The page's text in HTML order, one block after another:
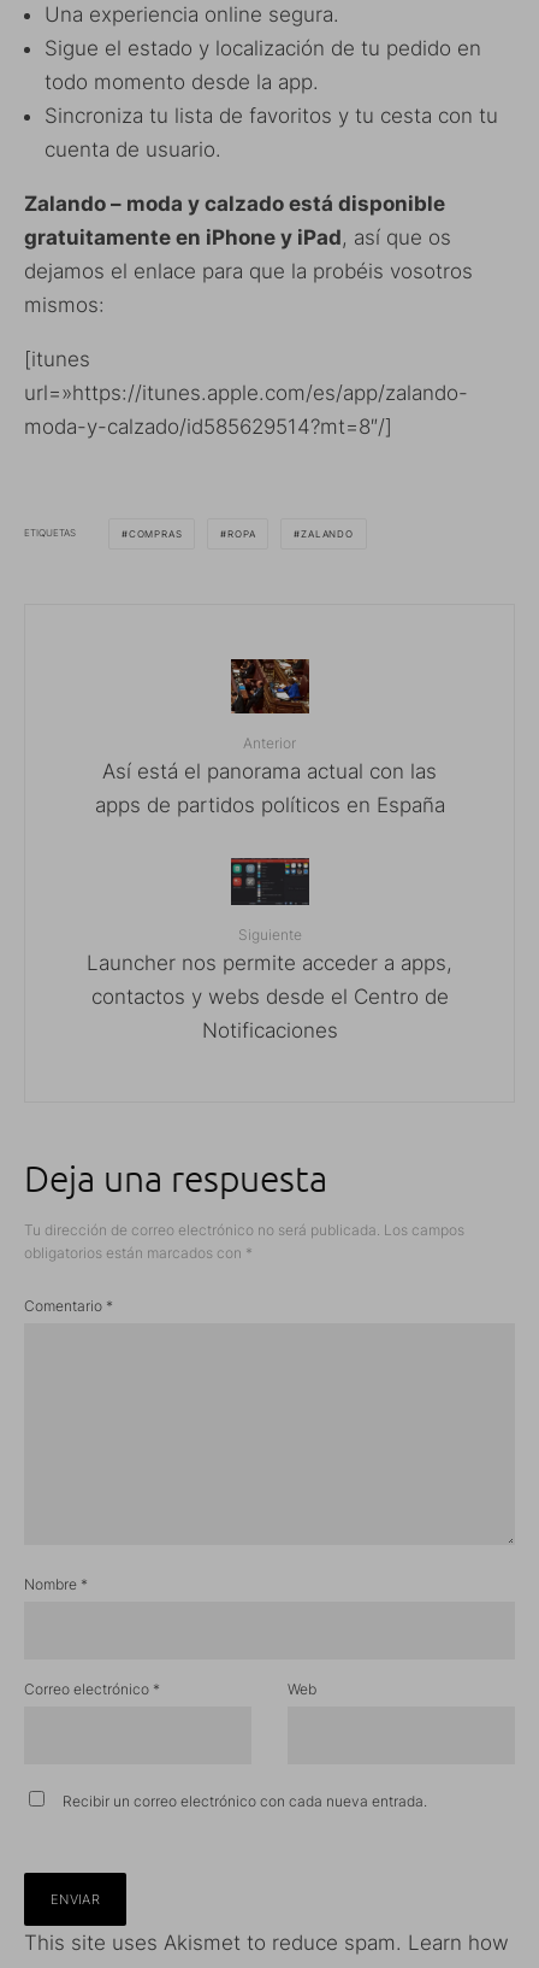
Una experiencia online segura.
Sigue el estado y localización de tu pedido en
todo momento desde la app.
Sincroniza tu lista de favoritos y tu cesta con tu
cuenta de usuario.
Zalando – moda y calzado está disponible
gratuitamente en iPhone y iPad, así que os
dejamos el enlace para que la probéis vosotros
mismos:
[itunes
url=»https://itunes.apple.com/es/app/zalando-
moda-y-calzado/id585629514?mt=8″/]
ETIQUETAS COMPRAS ROPA ZALANDO
Anterior
Así está el panorama actual con las
apps de partidos políticos en España
Siguiente
Launcher nos permite acceder a apps,
contactos y webs desde el Centro de
Notificaciones
Deja una respuesta
Tu dirección de correo electrónico no será publicada. Los campos
obligatorios están marcados con *
Comentario *
Nombre *
Correo electrónico * Web
Recibir un correo electrónico con cada nueva entrada.
This site uses Akismet to reduce spam. Learn how